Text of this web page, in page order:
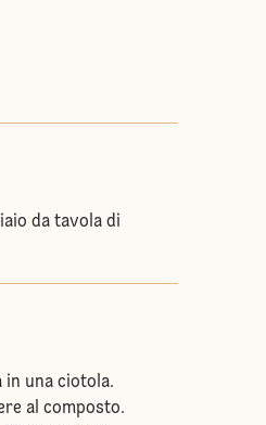
da tavola di
in una ciotola.
al composto.